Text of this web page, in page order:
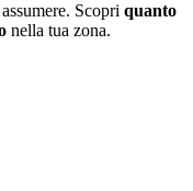
Scopri quanto
nella tua zona.